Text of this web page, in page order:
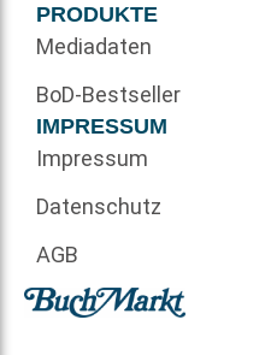
PRODUKTE
Mediadaten
BoD-Bestseller
IMPRESSUM
Impressum
Datenschutz
AGB